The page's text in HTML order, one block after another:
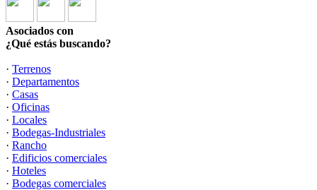
Asociados con
¿Qué estás buscando?
· Terrenos
· Departamentos
· Casas
· Oficinas
· Locales
· Bodegas-Industriales
· Rancho
· Edificios comerciales
· Hoteles
· Bodegas comerciales